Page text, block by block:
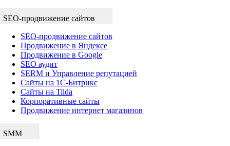
SEO-продвижение сайтов
SEO-продвижение сайтов
Продвижение в Яндексе
Продвижение в Google
SEO аудит
SERM и Управление репутацией
Сайты на 1С-Битрикс
Сайты на Tilda
Корпоративные сайты
Продвижение интернет магазинов
SMM